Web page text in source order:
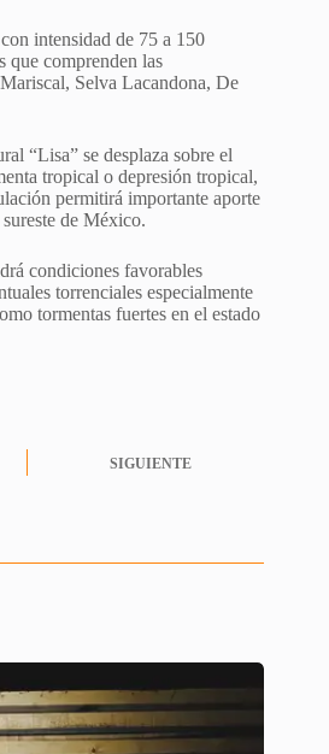
intensidad de 75 a 150
que comprenden las
Selva Lacandona, De
“Lisa” se desplaza sobre el
tropical o depresión tropical,
permitirá importante aporte
de México.
condiciones favorables
torrenciales especialmente
tormentas fuertes en el estado
SIGUIENTE